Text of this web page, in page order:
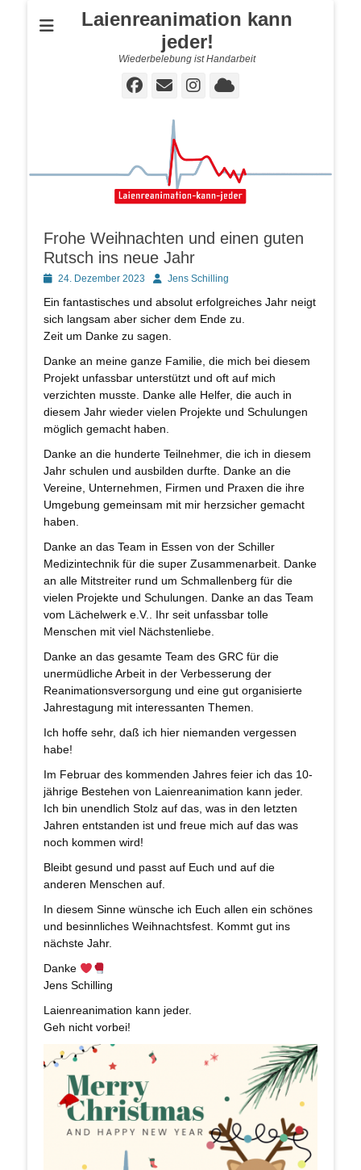
Laienreanimation kann
jeder!
Wiederbelebung ist Handarbeit
Facebook
E-
Instagram
Cloud
Frohe Weihnachten und einen guten
Rutsch ins neue Jahr
Posted24. Dezember 2023 AutorJens Schilling
Ein fantastisches und absolut erfolgreiches Jahr neigt
sich langsam aber sicher dem Ende zu.
Zeit um Danke zu sagen.
Danke an meine ganze Familie, die mich bei diesem
Projekt unfassbar unterstützt und oft auf mich
verzichten musste. Danke alle Helfer, die auch in
diesem Jahr wieder vielen Projekte und Schulungen
möglich gemacht haben.
Danke an die hunderte Teilnehmer, die ich in diesem
Jahr schulen und ausbilden durfte. Danke an die
Vereine, Unternehmen, Firmen und Praxen die ihre
Umgebung gemeinsam mit mir herzsicher gemacht
haben.
Danke an das Team in Essen von der Schiller
Medizintechnik für die super Zusammenarbeit. Danke
an alle Mitstreiter rund um Schmallenberg für die
vielen Projekte und Schulungen. Danke an das Team
vom Lächelwerk e.V.. Ihr seit unfassbar tolle
Menschen mit viel Nächstenliebe.
Danke an das gesamte Team des GRC für die
unermüdliche Arbeit in der Verbesserung der
Reanimationsversorgung und eine gut organisierte
Jahrestagung mit interessanten Themen.
Ich hoffe sehr, daß ich hier niemanden vergessen
habe!
Im Februar des kommenden Jahres feier ich das 10-
jährige Bestehen von Laienreanimation kann jeder.
Ich bin unendlich Stolz auf das, was in den letzten
Jahren entstanden ist und freue mich auf das was
noch kommen wird!
Bleibt gesund und passt auf Euch und auf die
anderen Menschen auf.
In diesem Sinne wünsche ich Euch allen ein schönes
und besinnliches Weihnachtsfest. Kommt gut ins
nächste Jahr.
Danke
Jens Schilling
Laienreanimation kann jeder.
Geh nicht vorbei!